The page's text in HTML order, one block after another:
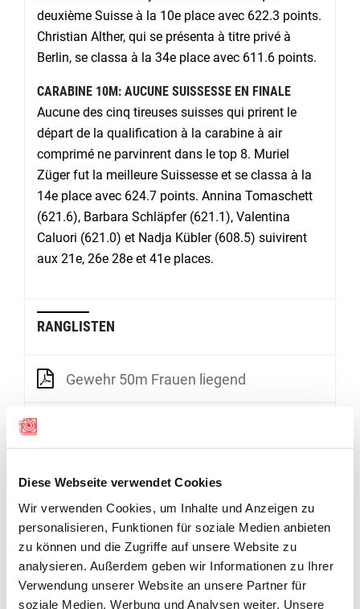
Diese Webseite verwendet Cookies
Wir verwenden Cookies, um Inhalte und Anzeigen zu
personalisieren, Funktionen für soziale Medien anbieten
zu können und die Zugriffe auf unsere Website zu
analysieren. Außerdem geben wir Informationen zu Ihrer
Verwendung unserer Website an unsere Partner für
soziale Medien, Werbung und Analysen weiter. Unsere
deuxième Suisse à la 10e place avec 622.3 points.
Christian Alther, qui se présenta à titre privé à
Berlin, se classa à la 34e place avec 611.6 points.
CARABINE 10M: AUCUNE SUISSESSE EN FINALE
Aucune des cinq tireuses suisses qui prirent le
départ de la qualification à la carabine à air
comprimé ne parvinrent dans le top 8. Muriel
Züger fut la meilleure Suissesse et se classa à la
14e place avec 624.7 points. Annina Tomaschett
(621.6), Barbara Schläpfer (621.1), Valentina
Caluori (621.0) et Nadja Kübler (608.5) suivirent
aux 21e, 26e 28e et 41e places.
RANGLISTEN
Gewehr 50m Frauen liegend
Gewehr 10m Frauen Qualifikation
GALERIE